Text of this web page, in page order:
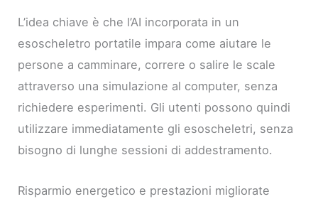
L’idea chiave è che l’AI incorporata in un
esoscheletro portatile impara come aiutare le
persone a camminare, correre o salire le scale
attraverso una simulazione al computer, senza
richiedere esperimenti. Gli utenti possono quindi
utilizzare immediatamente gli esoscheletri, senza
bisogno di lunghe sessioni di addestramento.
Risparmio energetico e prestazioni migliorate